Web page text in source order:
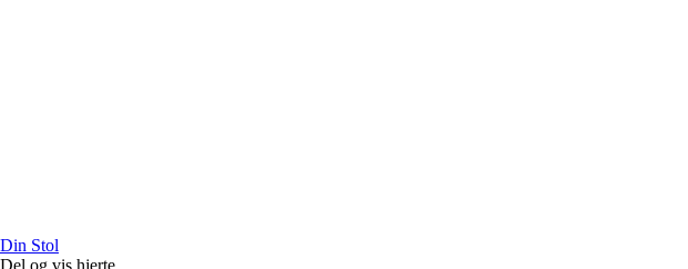
Din Stol
Del og vis hjerte